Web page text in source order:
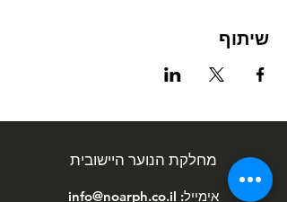
שיתוף
מחלקת הנוער היישובית
אימייל: info@noarph.co.il